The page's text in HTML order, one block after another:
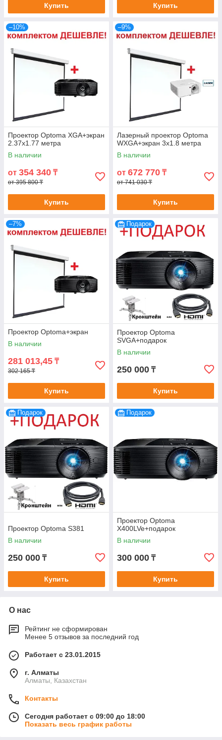
Купить Купить
–10%
Проектор Optoma XGA+экран
2.37х1.77 метра
В наличии
от 354 340 ₸
от 395 800 ₸
Купить
–9%
Лазерный проектор Optoma
WXGA+экран 3х1.8 метра
В наличии
от 672 770 ₸
от 741 030 ₸
Купить
–7%
Проектор Optoma+экран
В наличии
281 013,45 ₸
302 165 ₸
Купить
Подарок
Проектор Optoma
SVGA+подарок
В наличии
250 000 ₸
Купить
Подарок
Проектор Optoma S381
В наличии
250 000 ₸
Купить
Подарок
Проектор Optoma
X400LVe+подарок
В наличии
300 000 ₸
Купить
О нас
Рейтинг не сформирован
Менее 5 отзывов за последний год
Работает с 23.01.2015
г. Алматы
Алматы, Казахстан
Контакты
Сегодня работает с 09:00 до 18:00
Показать весь график работы